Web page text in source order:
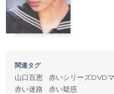
関連タグ
山口百恵 赤いシリーズDVD
赤い迷路
赤い疑惑